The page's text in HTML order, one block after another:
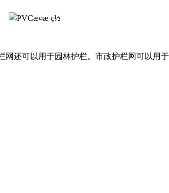
可以用于园林护栏。市政护栏网可以用于